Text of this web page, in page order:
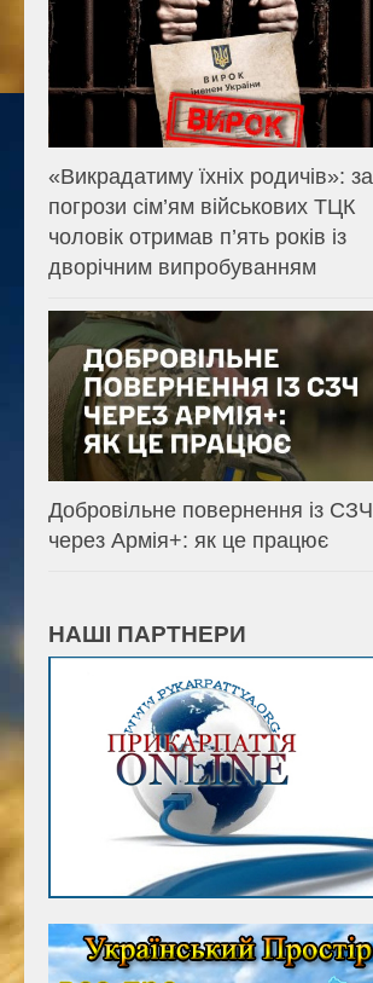
«Викрадатиму їхніх родичів»: за
погрози сім’ям військових ТЦК
чоловік отримав п’ять років із
дворічним випробуванням
Добровільне повернення із СЗЧ
через Армія+: як це працює
НАШІ ПАРТНЕРИ